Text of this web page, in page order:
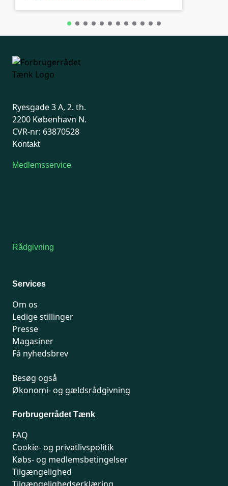
Ryesgade 3 A, 2. th.
2200 København N.
CVR-nr: 63870528
Kontakt
Medlemsservice
Rådgivning
Services
Om os
Ledige stillinger
Presse
Magasiner
Få nyhedsbrev
Besøg også
Økonomi- og gældsrådgivning
Forbrugerrådet Tænk
FAQ
Cookie- og privatlivspolitik
Købs- og medlemsbetingelser
Tilgængelighed